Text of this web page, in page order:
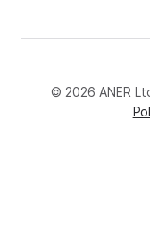
© 2026 ANER